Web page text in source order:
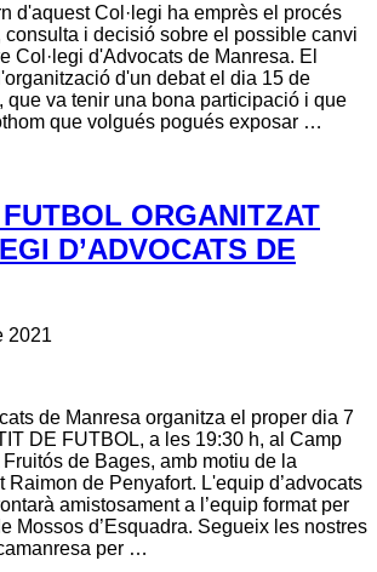
d'aquest Col·legi ha emprès el procés
consulta i decisió sobre el possible canvi
Col·legi d'Advocats de Manresa. El
d'un debat el dia 15 de
que va tenir una bona participació i que
que volgués pogués exposar …
ORGANITZAT
D’ADVOCATS DE
2021
de Manresa organitza el proper dia 7
DE FUTBOL, a les 19:30 h, al Camp
de Bages, amb motiu de la
Raimon de Penyafort. L'equip d’advocats
amistosament a l’equip format per
Mossos d’Esquadra. Segueix les nostres
per …